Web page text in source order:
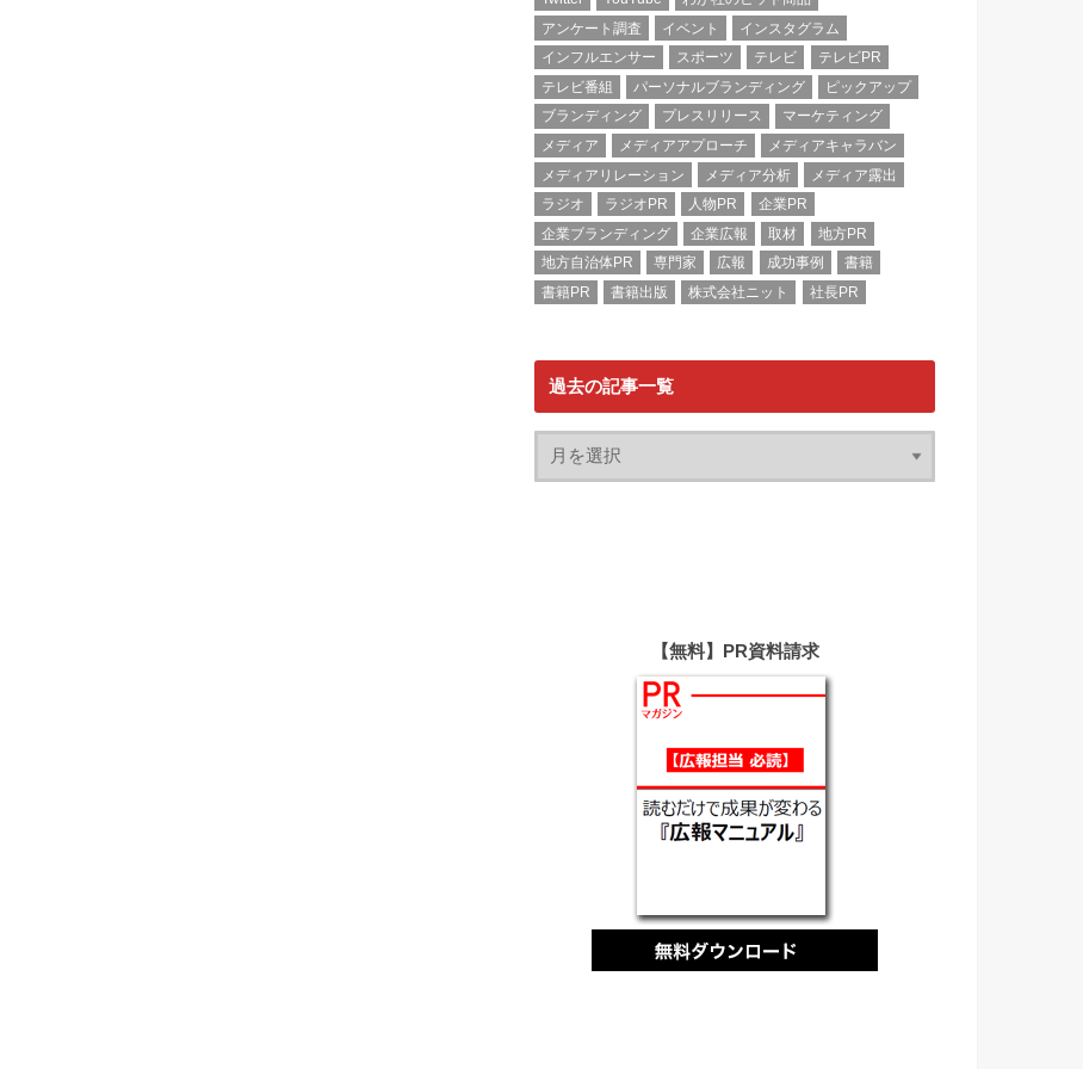
アンケート調査
イベント
インスタグラム
インフルエンサー
スポーツ テレビ
テレビPR
テレビ番組
パーソナルブランディング
ピックアップ
ブランディング
プレスリリース
マーケティング
メディア
メディアアプローチ
メディアキャラバン
メディアリレーション
メディア分析
メディア露出
ラジオ
ラジオPR 人物PR
企業PR
企業ブランディング
企業広報 取材
地方PR
地方自治体PR
専門家 広報 成功事例
書籍
書籍PR
書籍出版 株式会社ニット 社長PR
過去の記事一覧
【無料】PR資料請求